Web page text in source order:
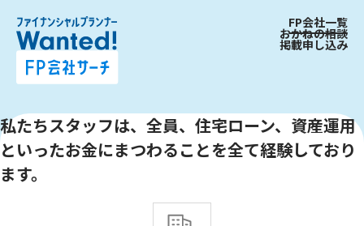
FP会社一覧
おかねの相談
掲載申し込み
私たちスタッフは、全員、住宅ローン、資産運用
といったお金にまつわることを全て経験しており
ます。